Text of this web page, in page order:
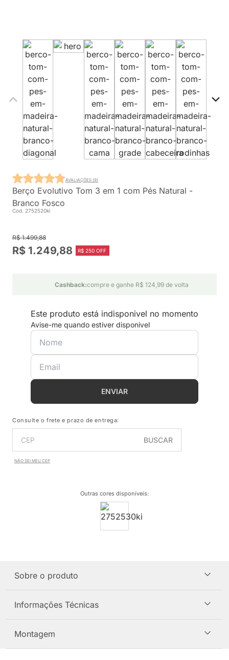
Berço Evolutivo Tom 3 em 1 com Pés Natural -
Branco Fosco
Cod. 2752520ki
AVALIAÇÕES (9)
R$ 1.499,88
R$ 1.249,88 R$ 250 OFF
Cashback:compre e ganhe R$ 124,99 de volta
Este produto está indisponivel no momento
Avise-me quando estiver disponivel
ENVIAR
Consulte o frete e prazo de entrega:
BUSCAR
NÃO SEI MEU CEP
Outras cores disponíveis:
Sobre o produto
Informações Técnicas
Montagem